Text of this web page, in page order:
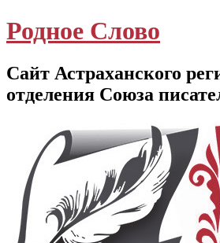
Родное Слово
Сайт Астраханского
отделения Союза